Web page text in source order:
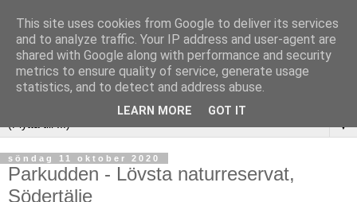
▼
söndag 11 oktober 2020
Parkudden - Lövsta naturreservat,
Södertälje
This site uses cookies from Google to deliver its services
and to analyze traffic. Your IP address and user-agent are
shared with Google along with performance and security
metrics to ensure quality of service, generate usage
statistics, and to detect and address abuse.
LEARN MORE GOT IT